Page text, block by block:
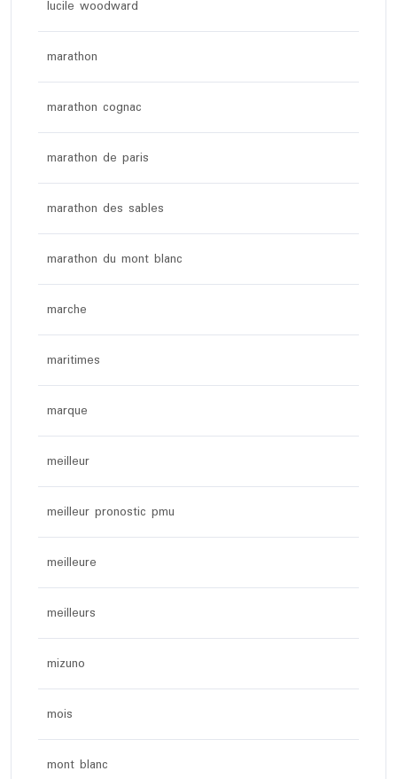
lucile woodward
marathon
marathon cognac
marathon de paris
marathon des sables
marathon du mont blanc
marche
maritimes
marque
meilleur
meilleur pronostic pmu
meilleure
meilleurs
mizuno
mois
mont blanc